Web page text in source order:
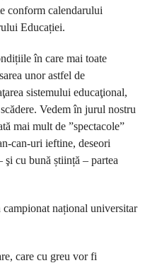
conform calendarului
Educației.
în care mai toate
unor astfel de
sistemului educaţional,
Vedem în jurul nostru
mai mult de ”spectacole”
can-uri ieftine, deseori
cu bună știință – partea
campionat național universitar
care cu greu vor fi